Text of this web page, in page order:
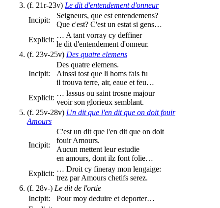
(f. 21r-23v) Le dit d'entendement d'onneur
Incipit:
Seigneurs, que est entendemens?
Que c'est? C'est un estat si gens…
Explicit:
… A tant vorray cy deffiner
le dit d'entendement d'onneur.
(f. 23v-25v) Des quatre elemens
Incipit:
Des quatre elemens.
Ainssi tost que li homs fais fu
il trouva terre, air, eaue et feu…
Explicit:
… lassus ou saint trosne majour
veoir son glorieux semblant.
(f. 25v-28v) Un dit que l'en dit que on doit fouir
Amours
Incipit:
C'est un dit que l'en dit que on doit
fouir Amours.
Aucun mettent leur estudie
en amours, dont ilz font folie…
Explicit:
… Droit cy fineray mon lengaige:
trez par Amours chetifs serez.
(f. 28v-) Le dit de l'ortie
Incipit:
Pour moy deduire et deporter…